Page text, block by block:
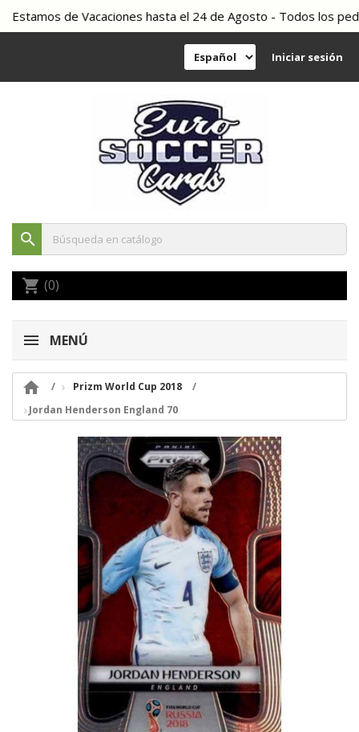
de Vacaciones hasta el 24 de Agosto - Todos los
Iniciar sesión
search
shopping_cart (0)
MENÚ

Prizm World Cup 2018
Jordan Henderson England 70